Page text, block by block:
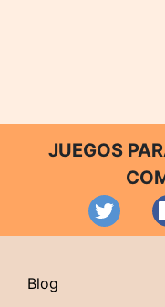
JUEGOS
Blog